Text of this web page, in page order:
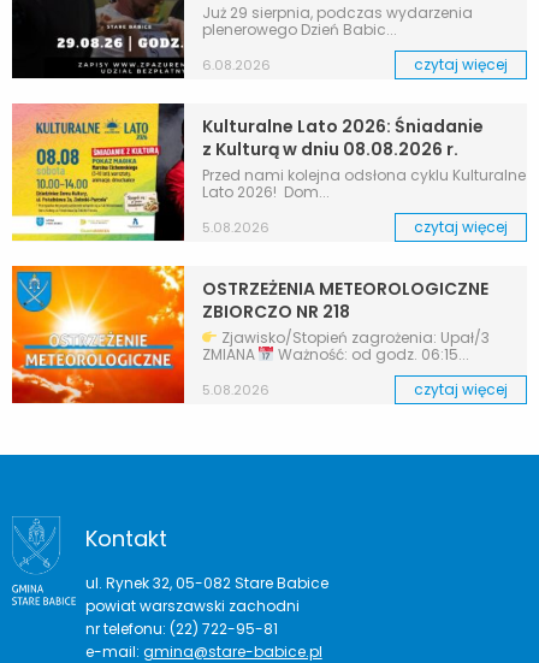
Już 29 sierpnia, podczas wydarzenia
plenerowego Dzień Babic...
6.08.2026 czytaj więcej
Kulturalne Lato 2026: Śniadanie
z Kulturą w dniu 08.08.2026 r.
Przed nami kolejna odsłona cyklu Kulturalne
Lato 2026! Dom...
5.08.2026 czytaj więcej
OSTRZEŻENIA METEOROLOGICZNE
ZBIORCZO NR 218
Zjawisko/Stopień zagrożenia: Upał/3
ZMIANA
Ważność: od godz. 06:15...
5.08.2026 czytaj więcej
Kontakt
ul. Rynek 32, 05-082 Stare Babice
powiat warszawski zachodni
nr telefonu: (22) 722-95-81
e-mail: gmina@stare-babice.pl